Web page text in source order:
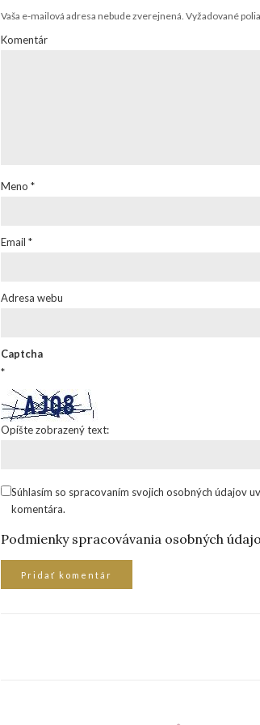
Vaša e-mailová adresa nebude zverejnená. Vyžadované
Komentár
Meno *
Email *
Adresa webu
Captcha
*
Opíšte zobrazený text:
Súhlasím so spracovaním svojich osobných údajov
komentára.
Podmienky spracovávania osobných